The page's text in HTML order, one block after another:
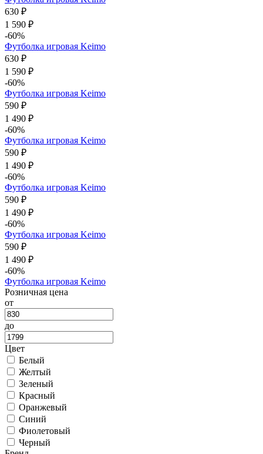
630 ₽
1 590 ₽
-60%
Футболка игровая Keimo
630 ₽
1 590 ₽
-60%
Футболка игровая Keimo
590 ₽
1 490 ₽
-60%
Футболка игровая Keimo
590 ₽
1 490 ₽
-60%
Футболка игровая Keimo
590 ₽
1 490 ₽
-60%
Футболка игровая Keimo
590 ₽
1 490 ₽
-60%
Футболка игровая Keimo
Розничная цена
от
до
Цвет
Белый
Желтый
Зеленый
Красный
Оранжевый
Синий
Фиолетовый
Черный